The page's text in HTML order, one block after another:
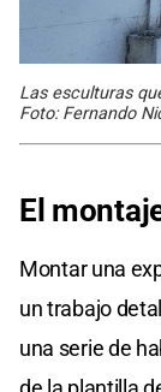
Las esculturas
Foto: Fernando
El
Montar una
un trabajo
una serie de